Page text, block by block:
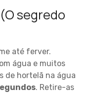
segredo
até ferver.
água e muitos
de hortelã na água
. Retire-as